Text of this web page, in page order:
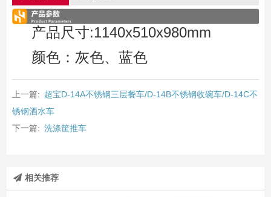
产品尺寸:1140x510x980mm
颜色：灰色、蓝色
上一篇: 超宝D-14A不锈钢三层餐车/D-14B不锈钢收碗车/D-14C不
锈钢酒水车
下一篇: 洗涤筐推车
相关推荐